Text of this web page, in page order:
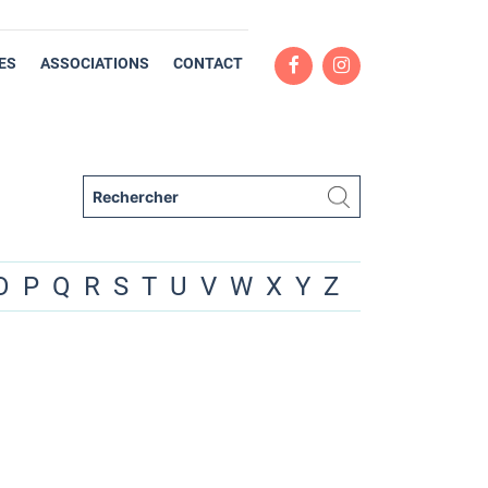
ASSOCIATIONS CONTACT
P Q R S T U V W X Y Z